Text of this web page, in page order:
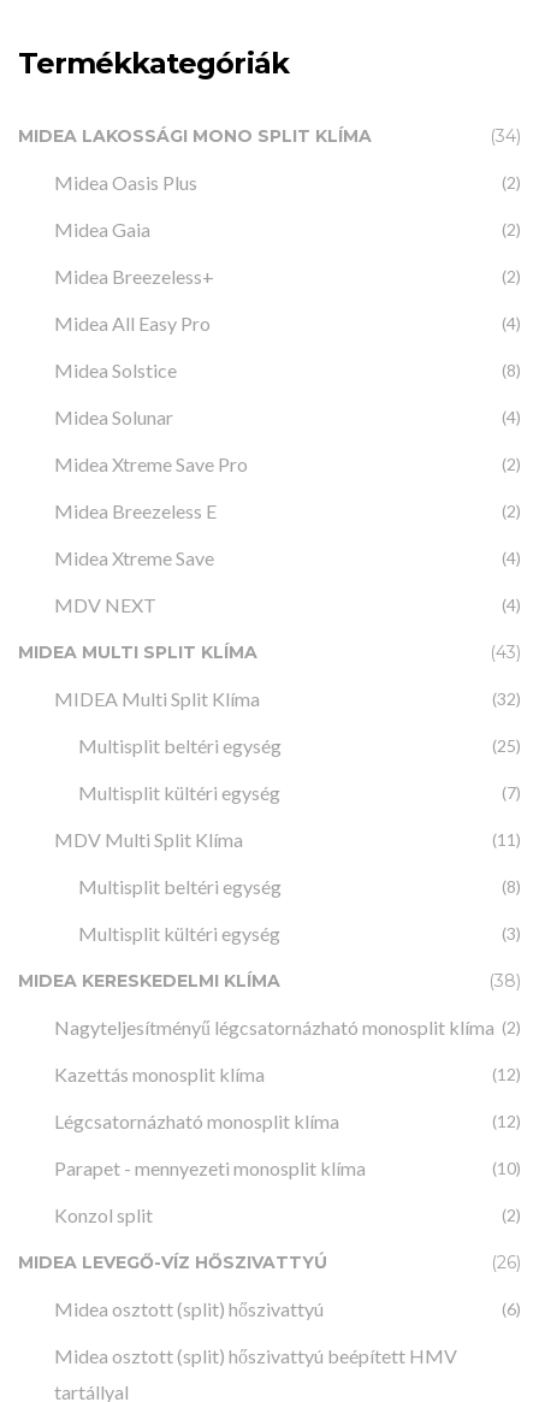
Termékkategóriák
MIDEA LAKOSSÁGI MONO SPLIT KLÍMA (34)
Midea Oasis Plus (2)
Midea Gaia (2)
Midea Breezeless+ (2)
Midea All Easy Pro (4)
Midea Solstice (8)
Midea Solunar (4)
Midea Xtreme Save Pro (2)
Midea Breezeless E (2)
Midea Xtreme Save (4)
MDV NEXT (4)
MIDEA MULTI SPLIT KLÍMA (43)
MIDEA Multi Split Klíma (32)
Multisplit beltéri egység (25)
Multisplit kültéri egység (7)
MDV Multi Split Klíma (11)
Multisplit beltéri egység (8)
Multisplit kültéri egység (3)
MIDEA KERESKEDELMI KLÍMA (38)
Nagyteljesítményű légcsatornázható monosplit klíma (2)
Kazettás monosplit klíma (12)
Légcsatornázható monosplit klíma (12)
Parapet - mennyezeti monosplit klíma (10)
Konzol split (2)
MIDEA LEVEGŐ-VÍZ HŐSZIVATTYÚ (26)
Midea osztott (split) hőszivattyú (6)
Midea osztott (split) hőszivattyú beépített HMV
tartállyal